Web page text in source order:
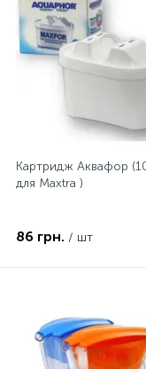
Картридж Аквафор
для Maxtra )
86 грн. / шт